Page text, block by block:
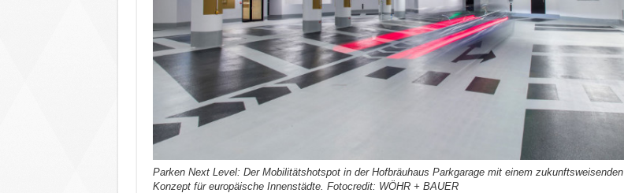
Parken Next Level: Der Mobilitätshotspot in der Hofbräuhaus Parkgarage mit einem zukunftsweisenden
Konzept für europäische Innenstädte. Fotocredit: WÖHR + BAUER